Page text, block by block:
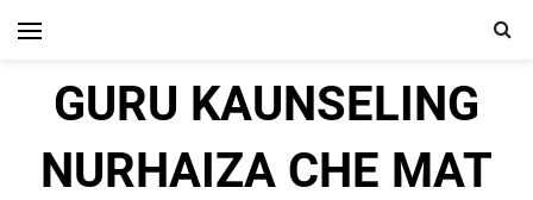
GURU KAUNSELING
NURHAIZA CHE MAT